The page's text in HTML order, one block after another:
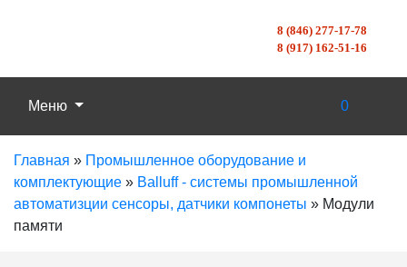
8 (846) 277-17-78
8 (917) 162-51-16
Меню 0
Главная » Промышленное оборудование и
комплектующие » Balluff - системы промышленной
автоматизции сенсоры, датчики компонеты » Модули
памяти